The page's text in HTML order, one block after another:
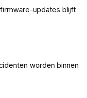
updates blijft
worden binnen